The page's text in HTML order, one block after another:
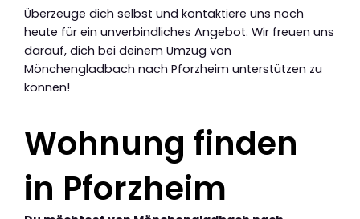
Überzeuge dich selbst und kontaktiere uns noch
heute für ein unverbindliches Angebot. Wir freuen uns
darauf, dich bei deinem Umzug von
Mönchengladbach nach Pforzheim unterstützen zu
können!
Wohnung finden
in Pforzheim